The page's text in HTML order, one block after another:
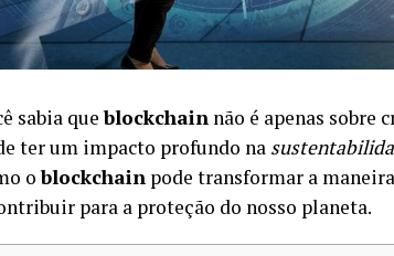
sabia queblockchain não é apenas
ter um impacto profundo na
oblockchain pode transformar a
para a proteção do nosso planeta.